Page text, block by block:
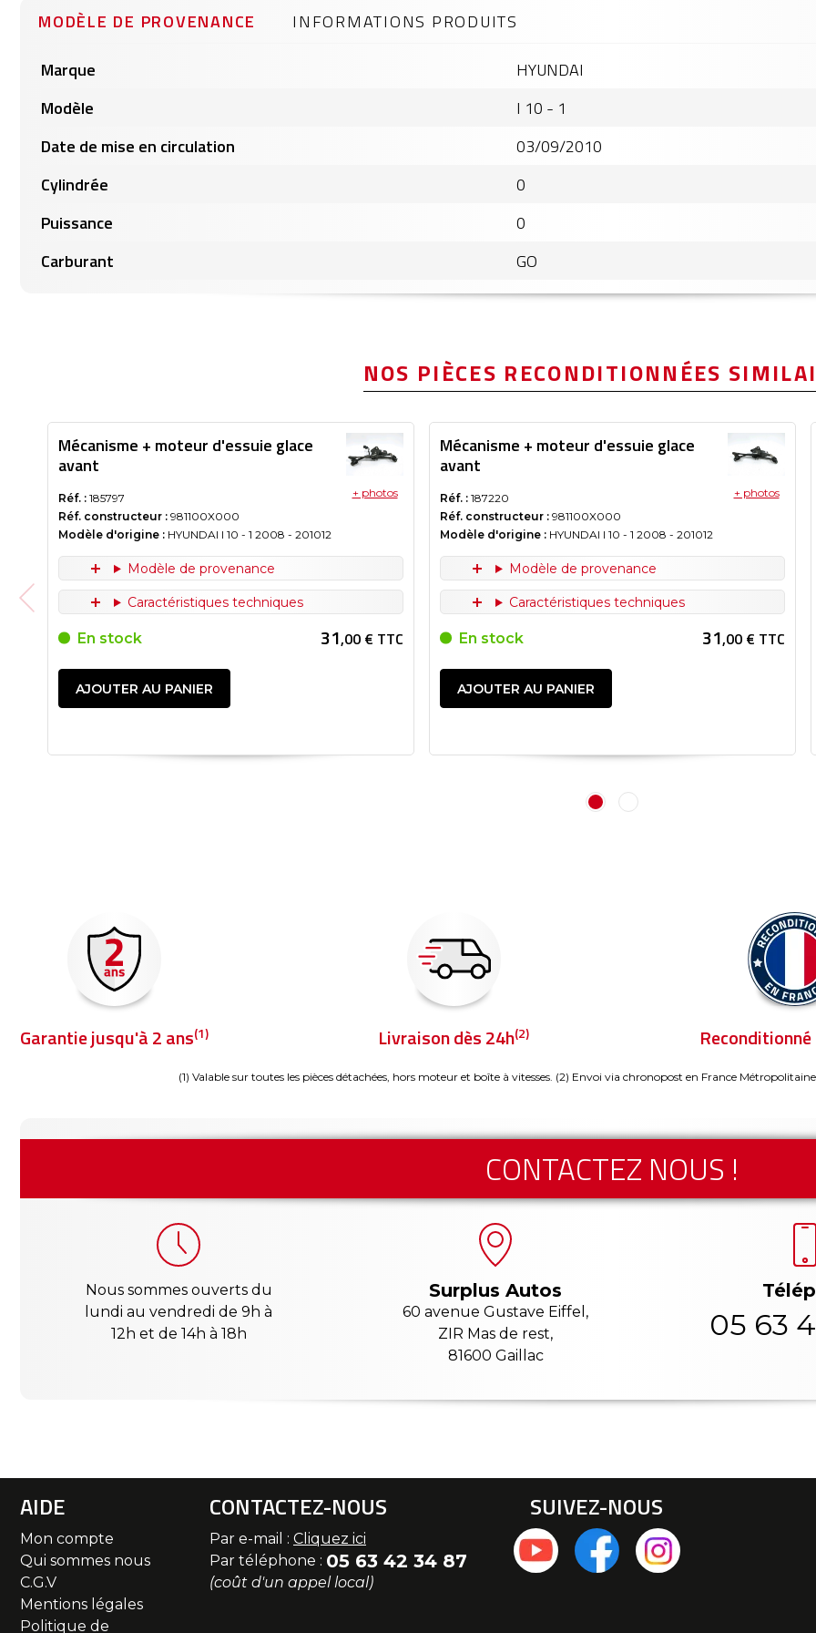
MODÈLE DE PROVENANCE
produits
Marque
HYUNDAI
Modèle
I 10 - 1
Date de mise en circulation
03/09/2010
Cylindrée
0
Puissance
0
Carburant
GO
INFORMATIONS PRODUITS
NOS PIÈCES RECONDITIONNÉES
Mécanisme + moteur d'essuie glace
avant
Réf. : 185797
Réf. constructeur : 981100X000
Modèle d'origine : HYUNDAI I 10 - 1 2008 - 201012
+ photos
Modèle de provenance
Caractéristiques techniques
En stock 31,00 € TTC
AJOUTER AU PANIER
Mécanisme + moteur d'essuie glace
avant
Réf. : 187220
Réf. constructeur : 981100X000
Modèle d'origine : HYUNDAI I 10 - 1 2008 - 201012
+ photos
Modèle de provenance
Caractéristiques techniques
En stock 31,00 € TTC
AJOUTER AU PANIER
Garantie jusqu'à 2 ans(1) Livraison dès 24h(2) Reconditionné
(1) Valable sur toutes les pièces détachées, hors moteur et boîte à vitesses. (2) Envoi via chronopost en France
CONTACTEZ NOUS !
Nous sommes ouverts du
lundi au vendredi de 9h à
12h et de 14h à 18h
Surplus Autos
60 avenue Gustave Eiffel,
ZIR Mas de rest,
81600 Gaillac
05 63
AIDE
Mon compte
Qui sommes nous
C.G.V
Mentions légales
Politique de
CONTACTEZ-NOUS
Par e-mail : Cliquez ici
Par téléphone : 05 63 42 34 87
(coût d'un appel local)
SUIVEZ-NOUS